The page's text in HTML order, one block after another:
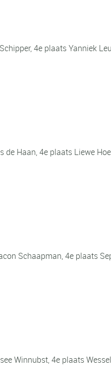
4e plaats Yanniek
Haan, 4e plaats Liewe
Schaapman, 4e plaats
Winnubst, 4e plaats